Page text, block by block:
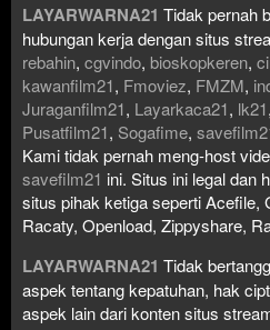
LAYARWARNA21 Tidak pernah
hubungan kerja dengan situs
rebahin, cgvindo, bioskopkeren,
kawanfilm21, Fmoviez, FMZM,
Juraganfilm21, Layarkaca21, lk21,
Pusatfilm21, Sogafime,
Kami tidak pernah meng-host
savefilm21 ini. Situs ini legal dan
situs pihak ketiga seperti Acefile,
Racaty, Openload, Zippyshare,
LAYARWARNA21 Tidak
aspek tentang kepatuhan, hak
aspek lain dari konten situs